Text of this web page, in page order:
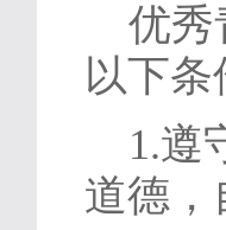
优秀
以下条
1.遵
道德，